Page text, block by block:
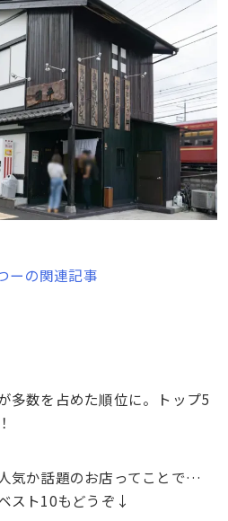
ーの関連記事
多数を占めた順位に。トップ5
気か話題のお店ってことで…
スト10もどうぞ↓